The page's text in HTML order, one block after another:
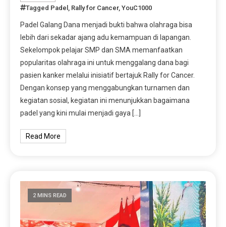
Tagged Padel , Rally for Cancer,YouC1000
Padel Galang Dana menjadi bukti bahwa olahraga bisa
lebih dari sekadar ajang adu kemampuan di lapangan.
Sekelompok pelajar SMP dan SMA memanfaatkan
popularitas olahraga ini untuk menggalang dana bagi
pasien kanker melalui inisiatif bertajuk Rally for Cancer.
Dengan konsep yang menggabungkan turnamen dan
kegiatan sosial, kegiatan ini menunjukkan bagaimana
padel yang kini mulai menjadi gaya […]
Read More
2 MINS READ